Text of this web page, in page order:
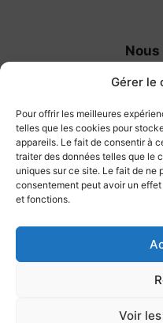
Gérer le
Pour offrir les meilleures
telles que les cookies pour
appareils. Le fait de consentir à
traiter des données telles que le
uniques sur ce site. Le fait de ne
consentement peut avoir un
et fonctions.
Voir
83400 Île
Mobile:
et 07